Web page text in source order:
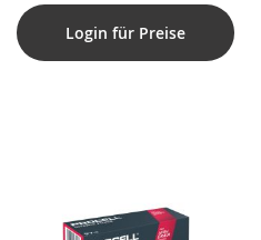
Login für Preise